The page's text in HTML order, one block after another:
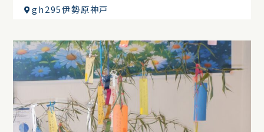
gh295伊勢原神戸